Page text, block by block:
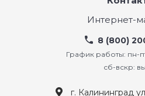
Интернет-
8 (800)
График работы: пн-
сб-вскр:
г. Калининград